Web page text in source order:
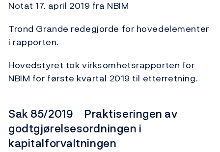
Notat 17. april 2019 fra NBIM
Trond Grande redegjorde for hovedelementer
i rapporten.
Hovedstyret tok virksomhetsrapporten for
NBIM for første kvartal 2019 til etterretning.
Sak 85/2019 Praktiseringen av
godtgjørelsesordningen i
kapitalforvaltningen